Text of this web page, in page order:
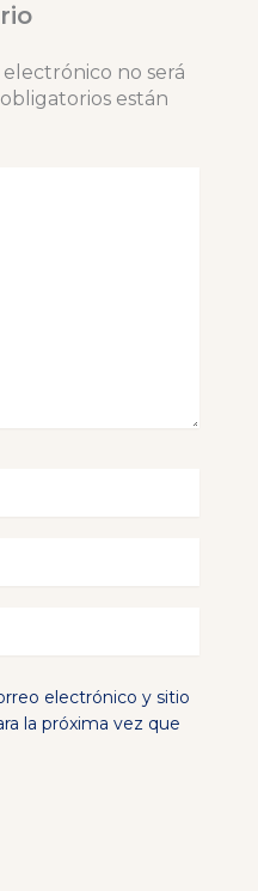
no será
están
electrónico y sitio
la próxima vez que